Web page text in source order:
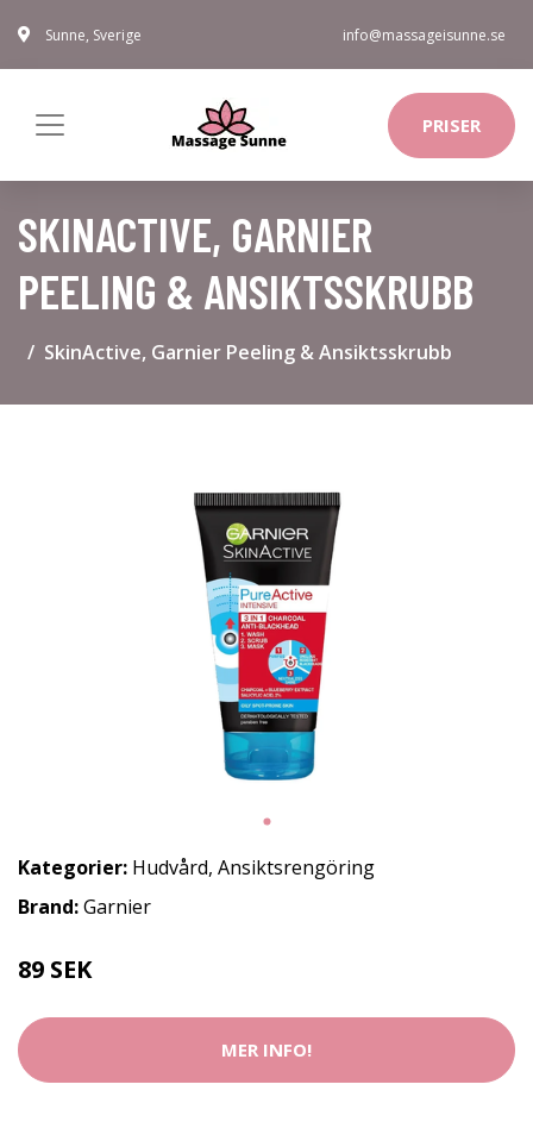
Sunne, Sverige info@massageisunne.se
PRISER
SKINACTIVE, GARNIER
PEELING & ANSIKTSSKRUBB
SkinActive, Garnier Peeling & Ansiktsskrubb
Kategorier: Hudvård, Ansiktsrengöring
Brand:Garnier
89 SEK
MER INFO!